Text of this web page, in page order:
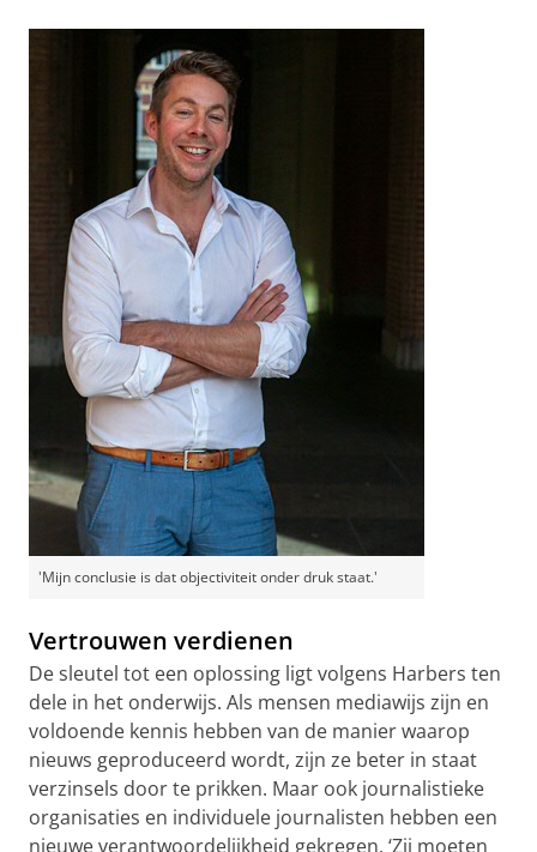
'Mijn conclusie is dat objectiviteit onder druk staat.'
Vertrouwen verdienen
De sleutel tot een oplossing ligt volgens Harbers ten
dele in het onderwijs. Als mensen mediawijs zijn en
voldoende kennis hebben van de manier waarop
nieuws geproduceerd wordt, zijn ze beter in staat
verzinsels door te prikken. Maar ook journalistieke
organisaties en individuele journalisten hebben een
nieuwe verantwoordelijkheid gekregen. ‘Zij moeten